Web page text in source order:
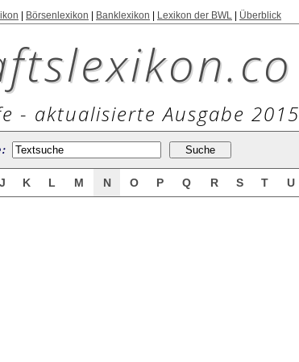
Börsenlexikon Banklexikon Lexikon der BWL Überblick
- aktualisierte Ausgabe 2015
:
J K L M N O P Q R S T U